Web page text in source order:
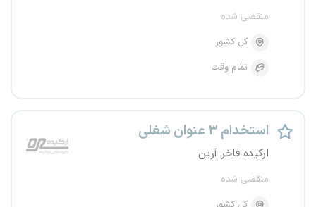
منقضی شده
کل کشور
تمام وقت
استخدام ۳ عنوان شغلی
ارکیده فاخر آرین
منقضی شده